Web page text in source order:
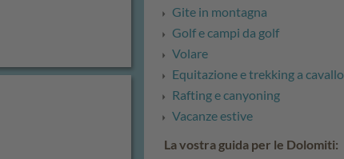
Gite in montagna
Golf e campi da golf
Volare
Equitazione e trekking a cavallo
Rafting e canyoning
Vacanze estive
La vostra guida per le Dolomiti: